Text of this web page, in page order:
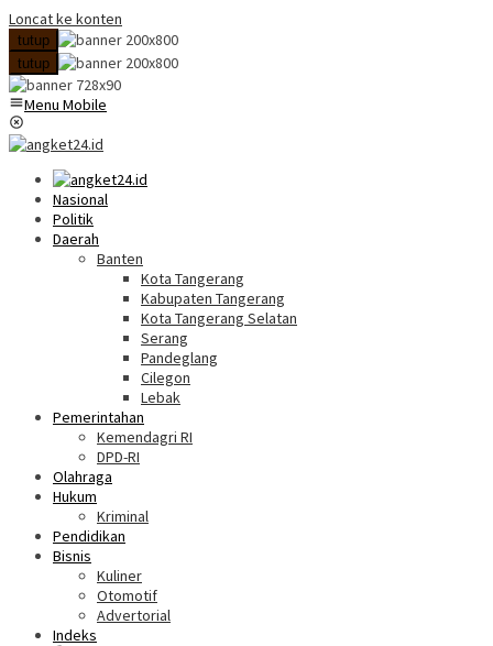
Loncat ke konten
tutup
tutup
Menu Mobile
Nasional
Politik
Daerah
Banten
Kota Tangerang
Kabupaten Tangerang
Kota Tangerang Selatan
Serang
Pandeglang
Cilegon
Lebak
Pemerintahan
Kemendagri RI
DPD-RI
Olahraga
Hukum
Kriminal
Pendidikan
Bisnis
Kuliner
Otomotif
Advertorial
Indeks